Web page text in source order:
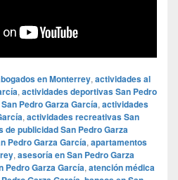
en Monterrey, actividades al
, actividades deportivas San Pedro
Pedro Garza García, actividades
, actividades recreativas San
de publicidad San Pedro Garza
Pedro Garza García, apartamentos
, asesoría en San Pedro Garza
Pedro Garza García, atención médica